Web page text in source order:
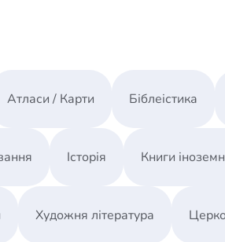
Атласи / Карти Біблеістика
Історія Книги
Художня література